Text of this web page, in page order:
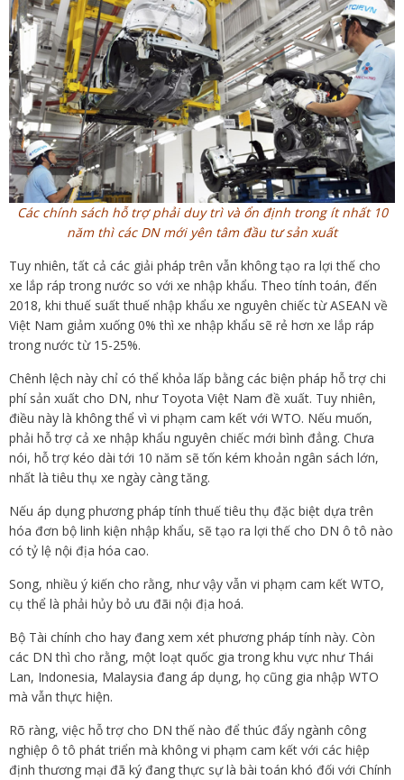
Các chính sách hỗ trợ phải duy trì và ổn định trong ít nhất 10
năm thì các DN mới yên tâm đầu tư sản xuất
Tuy nhiên, tất cả các giải pháp trên vẫn không tạo ra lợi thế cho
xe lắp ráp trong nước so với xe nhập khẩu. Theo tính toán, đến
2018, khi thuế suất thuế nhập khẩu xe nguyên chiếc từ ASEAN về
Việt Nam giảm xuống 0% thì xe nhập khẩu sẽ rẻ hơn xe lắp ráp
trong nước từ 15-25%.
Chênh lệch này chỉ có thể khỏa lấp bằng các biện pháp hỗ trợ chi
phí sản xuất cho DN, như Toyota Việt Nam đề xuất. Tuy nhiên,
điều này là không thể vì vi phạm cam kết với WTO. Nếu muốn,
phải hỗ trợ cả xe nhập khẩu nguyên chiếc mới bình đẳng. Chưa
nói, hỗ trợ kéo dài tới 10 năm sẽ tốn kém khoản ngân sách lớn,
nhất là tiêu thụ xe ngày càng tăng.
Nếu áp dụng phương pháp tính thuế tiêu thụ đặc biệt dựa trên
hóa đơn bộ linh kiện nhập khẩu, sẽ tạo ra lợi thế cho DN ô tô nào
có tỷ lệ nội địa hóa cao.
Song, nhiều ý kiến cho rằng, như vậy vẫn vi phạm cam kết WTO,
cụ thể là phải hủy bỏ ưu đãi nội địa hoá.
Bộ Tài chính cho hay đang xem xét phương pháp tính này. Còn
các DN thì cho rằng, một loạt quốc gia trong khu vực như Thái
Lan, Indonesia, Malaysia đang áp dụng, họ cũng gia nhập WTO
mà vẫn thực hiện.
Rõ ràng, việc hỗ trợ cho DN thế nào để thúc đẩy ngành công
nghiệp ô tô phát triển mà không vi phạm cam kết với các hiệp
định thương mại đã ký đang thực sự là bài toán khó đối với Chính